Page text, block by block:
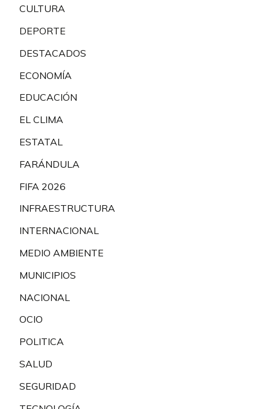
CULTURA
DEPORTE
DESTACADOS
ECONOMÍA
EDUCACIÓN
EL CLIMA
ESTATAL
FARÁNDULA
FIFA 2026
INFRAESTRUCTURA
INTERNACIONAL
MEDIO AMBIENTE
MUNICIPIOS
NACIONAL
OCIO
POLITICA
SALUD
SEGURIDAD